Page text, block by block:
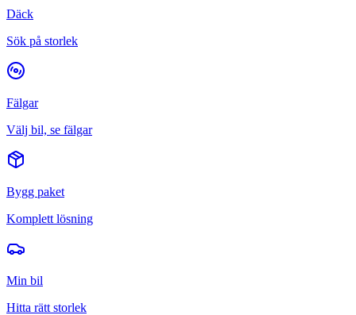
Däck
Sök på storlek
Fälgar
Välj bil, se fälgar
Bygg paket
Komplett lösning
Min bil
Hitta rätt storlek